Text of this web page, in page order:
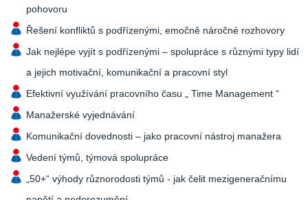
pohovoru
Řešení konfliktů s podřízenými, emočně náročné rozhovory
Jak nejlépe vyjít s podřízenými – spolupráce s různými typy lidí
a jejich motivační, komunikační a pracovní styl
Efektivní využívání pracovního času „ Time Management “
Manažerské vyjednávání
Komunikační dovednosti – jako pracovní nástroj manažera
Vedení týmů, týmová spolupráce
„50+“ výhody různorodosti týmů - jak čelit mezigeneračnímu